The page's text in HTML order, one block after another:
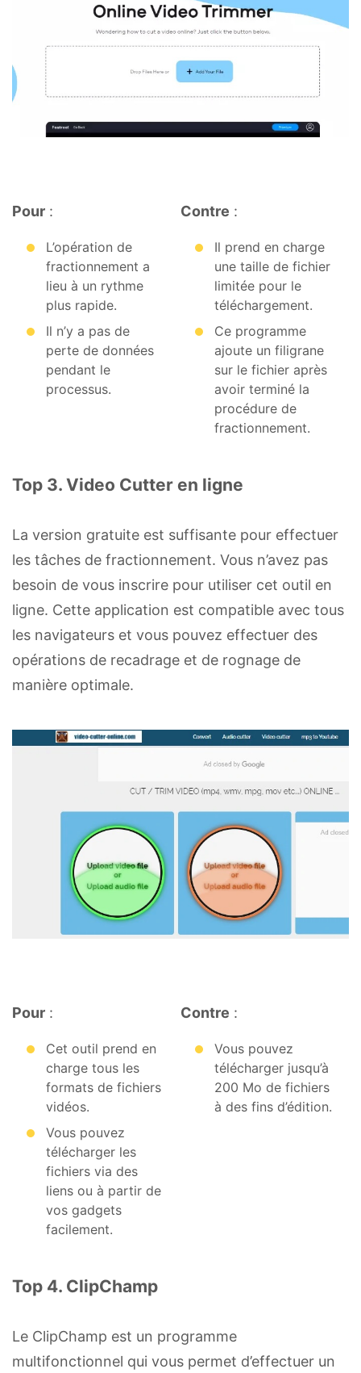
Pour :
L’opération de
fractionnement a
lieu à un rythme
plus rapide.
Il n’y a pas de
perte de données
pendant le
processus.
Contre :
Il prend en charge
une taille de fichier
limitée pour le
téléchargement.
Ce programme
ajoute un filigrane
sur le fichier après
avoir terminé la
procédure de
fractionnement.
Top 3. Video Cutter en ligne
La version gratuite est suffisante pour effectuer
les tâches de fractionnement. Vous n’avez pas
besoin de vous inscrire pour utiliser cet outil en
ligne. Cette application est compatible avec tous
les navigateurs et vous pouvez effectuer des
opérations de recadrage et de rognage de
manière optimale.
Pour :
Cet outil prend en
charge tous les
formats de fichiers
vidéos.
Vous pouvez
télécharger les
fichiers via des
liens ou à partir de
vos gadgets
facilement.
Contre :
Vous pouvez
télécharger jusqu’à
200 Mo de fichiers
à des fins d’édition.
Top 4. ClipChamp
Le ClipChamp est un programme
multifonctionnel qui vous permet d’effectuer un